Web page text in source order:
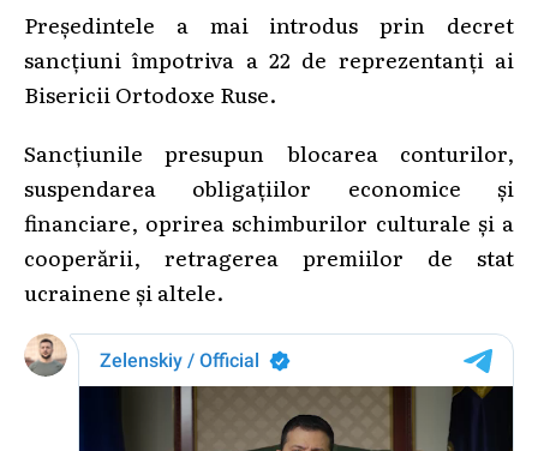
Preşedintele a mai introdus prin decret
sancţiuni împotriva a 22 de reprezentanţi ai
Bisericii Ortodoxe Ruse.
Sancţiunile presupun blocarea conturilor,
suspendarea obligaţiilor economice şi
financiare, oprirea schimburilor culturale şi a
cooperării, retragerea premiilor de stat
ucrainene şi altele.